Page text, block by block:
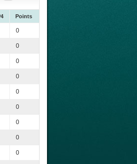
Points
0
0
0
0
0
0
0
0
0